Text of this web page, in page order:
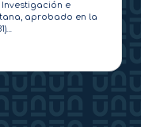
e
aprobado en la